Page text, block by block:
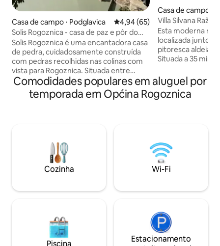
Casa de campo ⋅ Podglavica 4,94 de uma avaliação média
4,94 (65)
Solis Rogoznica - casa de paz e pôr do
sol!
Solis Rogoznica é uma encantadora casa
de pedra, cuidadosamente construída
com pedras recolhidas nas colinas com
vista para Rogoznica. Situada entre
oliveiras na encosta de uma colina, fica a
apenas 3 minutos de carro (12 minutos a
pé) da estrada principal e da praia mais
Rodeado por natureza intocada, oferece
total tranquilidade, complementada por
pôr do sol de tirar o fôlego todas as
Casa de campo ⋅
Villa Silvana
Esta moderna
localizada junto a
pitoresca aldeia
Situada a 35
norte e centro da
esta
localizada
Razanj por
estacionamento
aquecida a 28°C
Comodidades populares em aluguel por
temporada em Općina Rogoznica
Cozinha Wi-Fi
Piscina
Estacionamento